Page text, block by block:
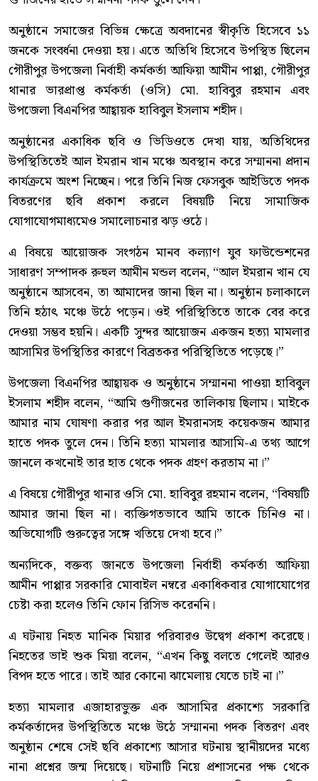
অনুষ্ঠানে সমাজের বিভিন্ন ক্ষেত্রে অবদানের স্বীকৃতি হিসেবে ১১
জনকে সংবর্ধনা দেওয়া হয়। এতে অতিথি হিসেবে উপস্থিত ছিলেন
গৌরীপুর উপজেলা নির্বাহী কর্মকর্তা আফিয়া আমীন পাপ্পা, গৌরীপুর
থানার ভারপ্রাপ্ত কর্মকর্তা (ওসি) মো. হাবিবুর রহমান এবং
উপজেলা বিএনপির আহ্বায়ক হাবিবুল ইসলাম শহীদ।
অনুষ্ঠানের একাধিক ছবি ও ভিডিওতে দেখা যায়, অতিথিদের
উপস্থিতিতেই আল ইমরান খান মঞ্চে অবস্থান করে সম্মাননা প্রদান
কার্যক্রমে অংশ নিচ্ছেন। পরে তিনি নিজ ফেসবুক আইডিতে পদক
বিতরণের ছবি প্রকাশ করলে বিষয়টি নিয়ে সামাজিক
যোগাযোগমাধ্যমেও সমালোচনার ঝড় ওঠে।
এ বিষয়ে আয়োজক সংগঠন মানব কল্যাণ যুব ফাউন্ডেশনের
সাধারণ সম্পাদক রুহুল আমীন মন্ডল বলেন, “আল ইমরান খান যে
অনুষ্ঠানে আসবেন, তা আমাদের জানা ছিল না। অনুষ্ঠান চলাকালে
তিনি হঠাৎ মঞ্চে উঠে পড়েন। ওই পরিস্থিতিতে তাকে বের করে
দেওয়া সম্ভব হয়নি। একটি সুন্দর আয়োজন একজন হত্যা মামলার
আসামির উপস্থিতির কারণে বিব্রতকর পরিস্থিতিতে পড়েছে।”
উপজেলা বিএনপির আহ্বায়ক ও অনুষ্ঠানে সম্মাননা পাওয়া হাবিবুল
ইসলাম শহীদ বলেন, “আমি গুণীজনের তালিকায় ছিলাম। মাইকে
আমার নাম ঘোষণা করার পর আল ইমরানসহ কয়েকজন আমার
হাতে পদক তুলে দেন। তিনি হত্যা মামলার আসামি-এ তথ্য আগে
জানলে কখনোই তার হাত থেকে পদক গ্রহণ করতাম না।”
এ বিষয়ে গৌরীপুর থানার ওসি মো. হাবিবুর রহমান বলেন, “বিষয়টি
আমার জানা ছিল না। ব্যক্তিগতভাবে আমি তাকে চিনিও না।
অভিযোগটি গুরুত্বের সঙ্গে খতিয়ে দেখা হবে।”
অন্যদিকে, বক্তব্য জানতে উপজেলা নির্বাহী কর্মকর্তা আফিয়া
আমীন পাপ্পার সরকারি মোবাইল নম্বরে একাধিকবার যোগাযোগের
চেষ্টা করা হলেও তিনি ফোন রিসিভ করেননি।
এ ঘটনায় নিহত মানিক মিয়ার পরিবারও উদ্বেগ প্রকাশ করেছে।
নিহতের ভাই শুক মিয়া বলেন, “এখন কিছু বলতে গেলেই আরও
বিপদ হতে পারে। তাই আর কোনো ঝামেলায় যেতে চাই না।”
হত্যা মামলার এজাহারভুক্ত এক আসামির প্রকাশ্যে সরকারি
কর্মকর্তাদের উপস্থিতিতে মঞ্চে উঠে সম্মাননা পদক বিতরণ এবং
অনুষ্ঠান শেষে সেই ছবি প্রকাশ্যে আসার ঘটনায় স্থানীয়দের মধ্যে
নানা প্রশ্নের জন্ম দিয়েছে। ঘটনাটি নিয়ে প্রশাসনের পক্ষ থেকে